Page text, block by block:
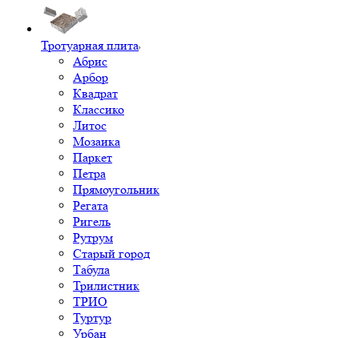
Тротуарная плита
Абрис
Арбор
Квадрат
Классико
Литос
Мозаика
Паркет
Петра
Прямоугольник
Регата
Ригель
Рутрум
Старый город
Табула
Трилистник
ТРИО
Туртур
Урбан